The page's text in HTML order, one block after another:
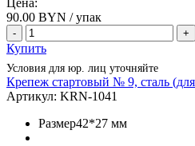
Цена:
90.00 BYN / упак
- +
Купить
Условия для юр. лиц уточняйте
Крепеж стартовый № 9, сталь
Артикул: KRN-1041
Размер42*27 мм